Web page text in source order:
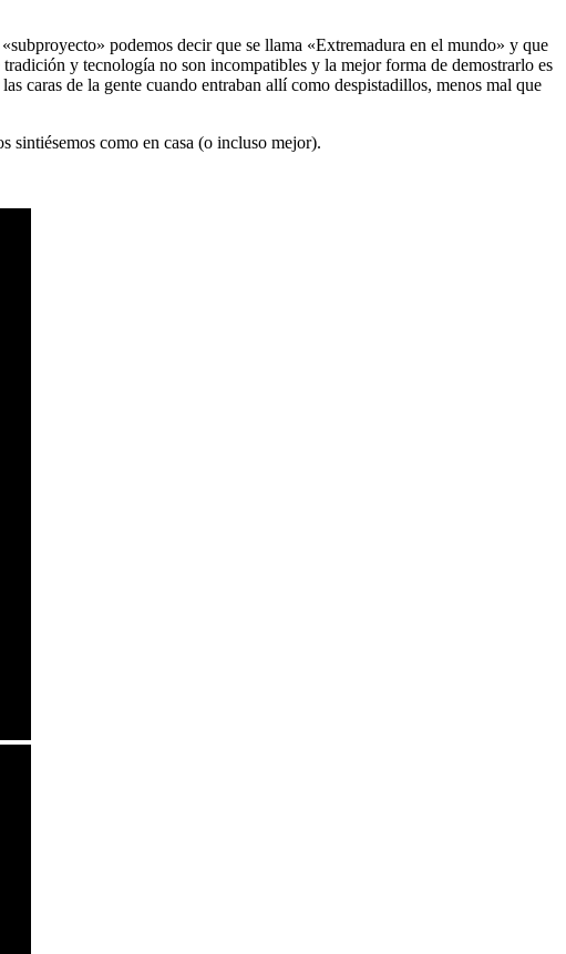
podemos decir que se llama «Extremadura en el mundo» y que
y tecnología no son incompatibles y la mejor forma de demostrarlo es
caras de la gente cuando entraban allí como despistadillos, menos mal que
sintiésemos como en casa (o incluso mejor).